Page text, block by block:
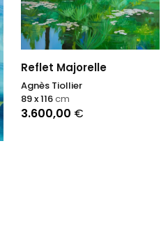
Reflet Majorelle
Agnès Tiollier
3.600,00 €
89 x 116cm